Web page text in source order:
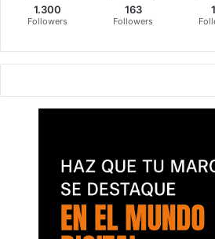
1.300
Followers
163
Followers